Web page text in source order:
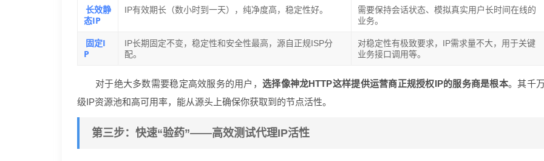
长效静
态IP
IP有效期长（数小时到一天），纯净度高，稳定性好。
需要保持会话状态、模拟真实用户长时间在线的
业务。
固定I
P
IP长期固定不变，稳定性和安全性最高，源自正规ISP分
配。
对稳定性有极致要求，IP需求量不大，用于关键
业务接口调用等。
对于绝大多数需要稳定高效服务的用户，选择像神龙HTTP这样提供运营商正规授权IP的服务商是根本。其千
级IP资源池和高可用率，能从源头上确保你获取到的节点活性。
第三步：快速“验药”——高效测试代理IP活性